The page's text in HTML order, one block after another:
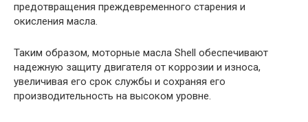
предотвращения преждевременного старения и
окисления масла.
Таким образом, моторные масла Shell обеспечивают
надежную защиту двигателя от коррозии и износа,
увеличивая его срок службы и сохраняя его
производительность на высоком уровне.